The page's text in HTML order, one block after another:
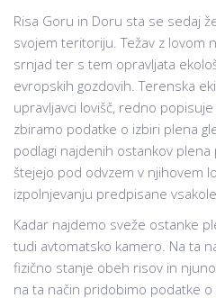
Risa Goru in Doru sta se sedaj
svojem teritoriju. Težav z lovom
srnjad ter s tem opravljata
evropskih gozdovih. Terenska
upravljavci lovišč, redno
zbiramo podatke o izbiri plena
podlagi najdenih ostankov
štejejo pod odvzem v njihovem
izpolnjevanju predpisane
Kadar najdemo sveže ostanke
tudi avtomatsko kamero. Na ta
fizično stanje obeh risov in
na ta način pridobimo podatke